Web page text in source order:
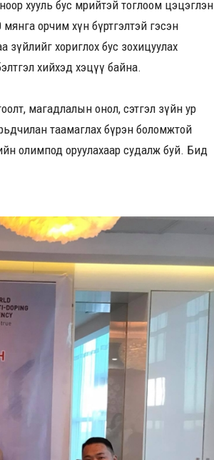
хууль бус мөрийтэй тоглоом цэцэглэн
орчим хүн бүртгэлтэй гэсэн
зүйлийг хориглох бус зохицуулах
хийхэд хэцүү байна.
магадлалын онол, сэтгэл зүйн ур
таамаглах бүрэн боломжтой
олимпод оруулахаар судалж буй. Бид